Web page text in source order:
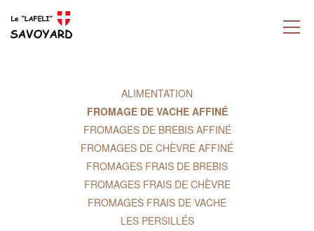
ALIMENTATION
FROMAGE DE VACHE AFFINÉ
FROMAGES DE BREBIS AFFINÉ
FROMAGES DE CHÈVRE AFFINÉ
FROMAGES FRAIS DE BREBIS
FROMAGES FRAIS DE CHÈVRE
FROMAGES FRAIS DE VACHE
LES PERSILLÉS